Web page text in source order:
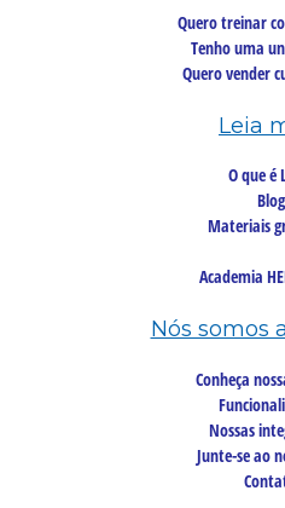
Quero treinar
Tenho uma
Quero vender
Leia
O que é
Blog
Materiais
Academia
Nós somos
Conheça
Nossas
Junte-se ao